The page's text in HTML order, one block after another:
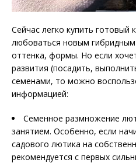
Сейчас легко купить готовый
любоваться новым
оттенка, формы. Но если
развития (посадить,
семенами, то можно
информацией:
Семенное размножение
занятием. Особенно, если
садового лютика на
рекомендуется с первых